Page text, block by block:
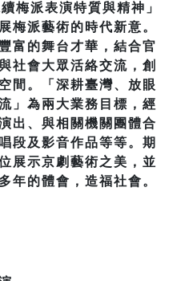
梅派表演特質與精神」
梅派藝術的時代新意。
富的舞台才華，結合官
社會大眾活絡交流，創
間。「深耕臺灣、放眼
」為兩大業務目標，經
出、與相關機關團體合
段及影音作品等等。期
展示京劇藝術之美，並
年的體會，造福社會。